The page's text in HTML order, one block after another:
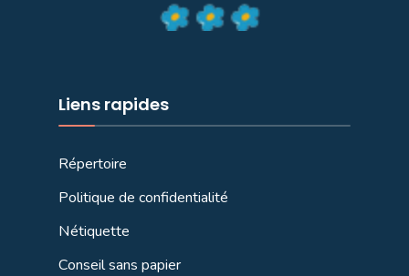
Liens rapides
Répertoire
Politique de confidentialité
Nétiquette
Conseil sans papier